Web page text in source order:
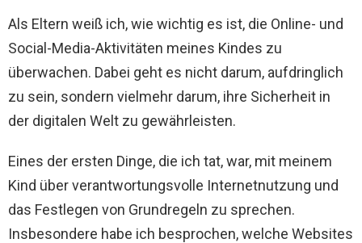
Als Eltern weiß ich, wie wichtig es ist, die Online- und
Social-Media-Aktivitäten meines Kindes zu
überwachen. Dabei geht es nicht darum, aufdringlich
zu sein, sondern vielmehr darum, ihre Sicherheit in
der digitalen Welt zu gewährleisten.
Eines der ersten Dinge, die ich tat, war, mit meinem
Kind über verantwortungsvolle Internetnutzung und
das Festlegen von Grundregeln zu sprechen.
Insbesondere habe ich besprochen, welche Websites